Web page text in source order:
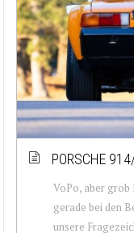
PORSCHE
VoPo, aber grob
gerade bei den
unsere